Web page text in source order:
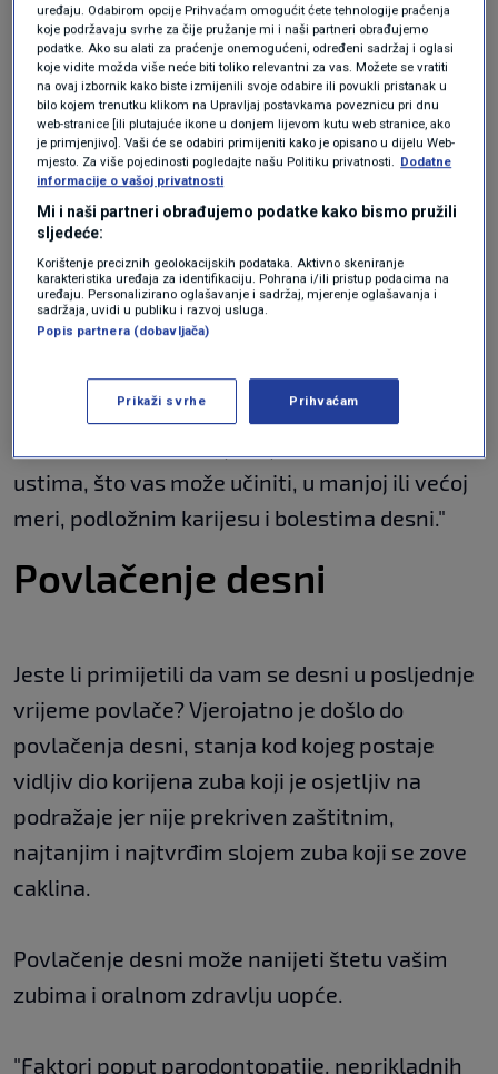
potvrdan.
Dok stvari poput oralne higijene i prehrane
mogu značajno doprinijeti nastanku karijesa,
istraživanje pokazuje da genetika također
može imati ulogu u riziku od razvoja karijesa,
kaže dr. Mitola i dodaje:
"Geni povezani s karijesom najčešće su
uključeni u stvaranje cakline, stvaranje
pljuvačke ili imunološki odgovor", kaže dr.
Mitola. Genetika također može djelomice
ustima, što vas može učiniti, u manjoj ili većoj
meri, podložnim karijesu i bolestima desni."
Povlačenje desni
Jeste li primijetili da vam se desni u posljednje
vrijeme povlače? Vjerojatno je došlo do
povlačenja desni, stanja kod kojeg postaje
vidljiv dio korijena zuba koji je osjetljiv na
podražaje jer nije prekriven zaštitnim,
najtanjim i najtvrđim slojem zuba koji se zove
caklina.
Povlačenje desni može nanijeti štetu vašim
zubima i oralnom zdravlju uopće.
"Faktori poput parodontopatije, neprikladnih
uređaju. Odabirom opcije Prihvaćam omogućit ćete tehnologije praćenja
koje podržavaju svrhe za čije pružanje mi i naši partneri obrađujemo
podatke. Ako su alati za praćenje onemogućeni, određeni sadržaj i oglasi
koje vidite možda više neće biti toliko relevantni za vas. Možete se vratiti
na ovaj izbornik kako biste izmijenili svoje odabire ili povukli pristanak u
bilo kojem trenutku klikom na Upravljaj postavkama poveznicu pri dnu
web-stranice [ili plutajuće ikone u donjem lijevom kutu web stranice, ako
je primjenjivo]. Vaši će se odabiri primijeniti kako je opisano u dijelu Web-
mjesto. Za više pojedinosti pogledajte našu Politiku privatnosti. Dodatne
informacije o vašoj privatnosti
Mi i naši partneri obrađujemo podatke kako bismo pružili
sljedeće:
Korištenje preciznih geolokacijskih podataka. Aktivno skeniranje
karakteristika uređaja za identifikaciju. Pohrana i/ili pristup podacima na
uređaju. Personalizirano oglašavanje i sadržaj, mjerenje oglašavanja i
sadržaja, uvidi u publiku i razvoj usluga.
Popis partnera (dobavljača)
Prikaži svrhe Prihvaćam